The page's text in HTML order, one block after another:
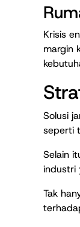
Krisis
margin
Solusi
seperti
Selain
industri
Tak